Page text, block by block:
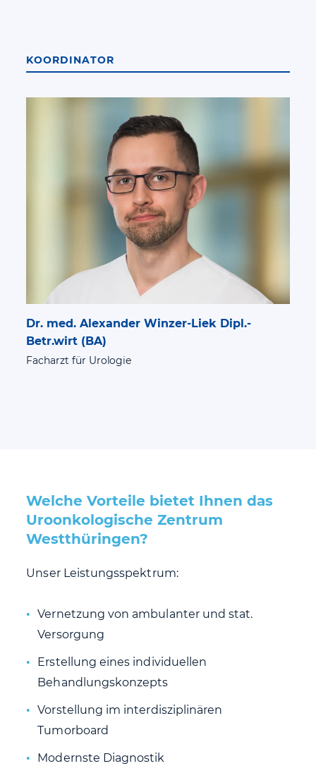
KOORDINATOR
Dr. med. Alexander Winzer-Liek Dipl.-
Betr.wirt (BA)
Facharzt für Urologie
Welche Vorteile bietet Ihnen das
Uroonkologische Zentrum
Westthüringen?
Unser Leistungsspektrum:
Vernetzung von ambulanter und stat.
Versorgung
Erstellung eines individuellen
Behandlungskonzepts
Vorstellung im interdisziplinären
Tumorboard
Modernste Diagnostik